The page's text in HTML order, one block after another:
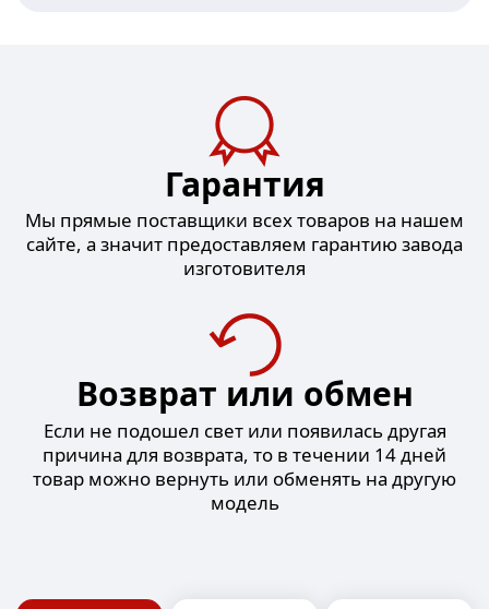
Гарантия
Мы прямые поставщики всех товаров на нашем
сайте, а значит предоставляем гарантию завода
изготовителя
Возврат или обмен
Если не подошел свет или появилась другая
причина для возврата, то в течении 14 дней
товар можно вернуть или обменять на другую
модель